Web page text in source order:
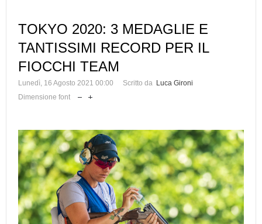
TOKYO 2020: 3 MEDAGLIE E
TANTISSIMI RECORD PER IL
FIOCCHI TEAM
Lunedì, 16 Agosto 2021 00:00 Scritto da Luca Gironi
Dimensione font